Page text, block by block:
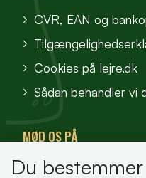
CVR, EAN og
Cookies på lejre.dk
Sådan behandler vi
MØD OS PÅ
VisitFjordlandet
Du